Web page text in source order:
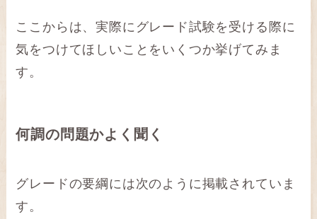
ここからは、実際にグレード試験を受ける際に
気をつけてほしいことをいくつか挙げてみま
す。
何調の問題かよく聞く
グレードの要綱には次のように掲載されていま
す。